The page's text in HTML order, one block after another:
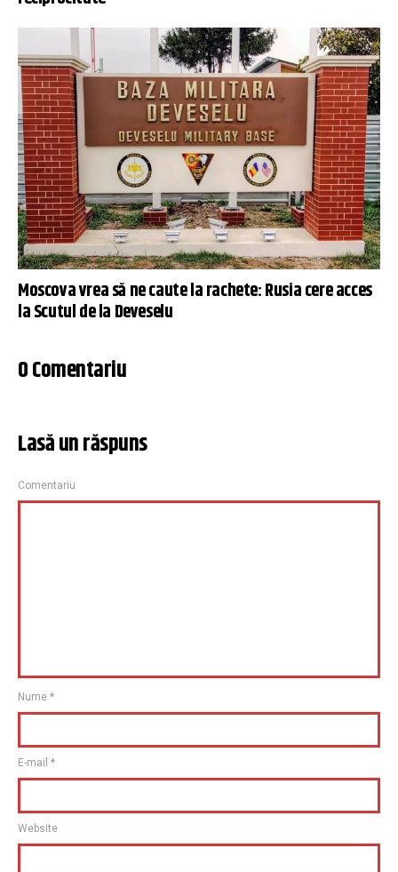
Moscova vrea să ne caute la rachete: Rusia cere acces
la Scutul de la Deveselu
0 Comentariu
Lasă un răspuns
Comentariu
Nume *
E-mail *
Website